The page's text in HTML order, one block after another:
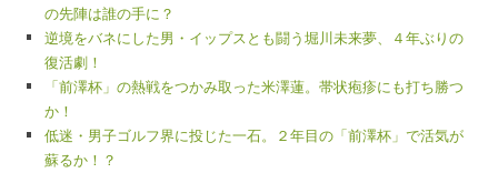
の先陣は誰の手に？
逆境をバネにした男・イップスとも闘う堀川未来夢、４年ぶりの
復活劇！
「前澤杯」の熱戦をつかみ取った米澤蓮。帯状疱疹にも打ち勝つ
か！
低迷・男子ゴルフ界に投じた一石。２年目の「前澤杯」で活気が
蘇るか！？